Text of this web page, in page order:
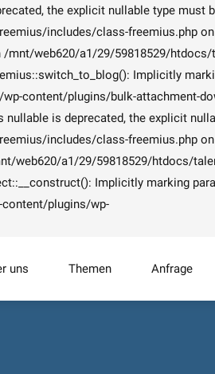
the explicit nullable type must
includes/class-freemius.php
web620/a1/29/59818529/
Implicitly
content/plugins/bulk-attachment-
is deprecated, the explicit
includes/class-freemius.php on
web620/a1/29/59818529/htdocs/
Implicitly marking
plugins/wp-
uns Themen Anfrage